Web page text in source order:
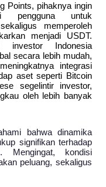
Points, pihaknya ingin
pengguna untuk
memperoleh
menjadi USDT.
investor Indonesia
secara lebih mudah,
integrasi
aset seperti Bitcoin
segelintir investor,
oleh lebih banyak
bahwa dinamika
signifikan terhadap
Mengingat, kondisi
peluang, sekaligus